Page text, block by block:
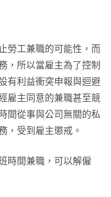
勞工兼職的可能性，而
，所以當雇主為了控制
有利益衝突申報與迴避
雇主同意的兼職甚至競
間從事與公司無關的私
，受到雇主懲戒。
時間兼職，可以解僱